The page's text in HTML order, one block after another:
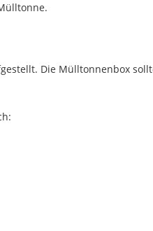
Die Mülltonnenbox